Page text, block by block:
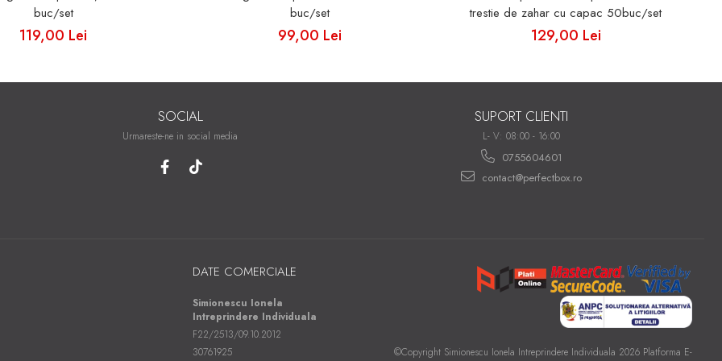
buc/set
119,00 Lei
buc/set
99,00 Lei
trestie de zahar cu capac 50buc/set
129,00 Lei
SOCIAL
Urmareste-ne in social media
SUPORT CLIENTI
L- V: 08:00 - 16:00
0755604601
contact@perfectbox.ro
DATE COMERCIALE
Simionescu Ionela
Intreprindere Individuala
F22/2513/09.10.2012
30761925
©Copyright Simionescu Ionela Intreprindere Individuala 2026 Platforma E-